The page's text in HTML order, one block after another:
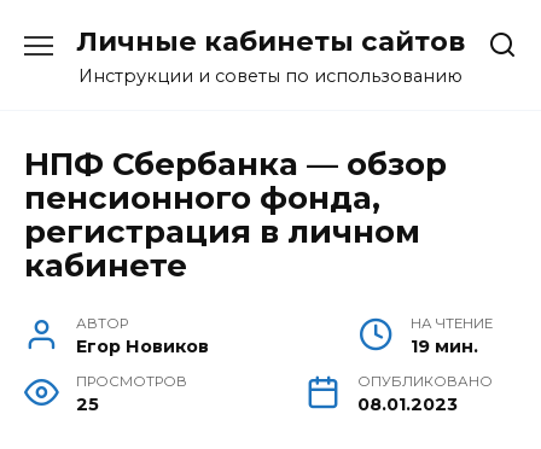
содержанию
Личные кабинеты сайтов
Инструкции и советы по использованию
НПФ Сбербанка — обзор
пенсионного фонда,
регистрация в личном
кабинете
АВТОР
Егор Новиков
НА ЧТЕНИЕ
19 мин.
ПРОСМОТРОВ
25
ОПУБЛИКОВАНО
08.01.2023